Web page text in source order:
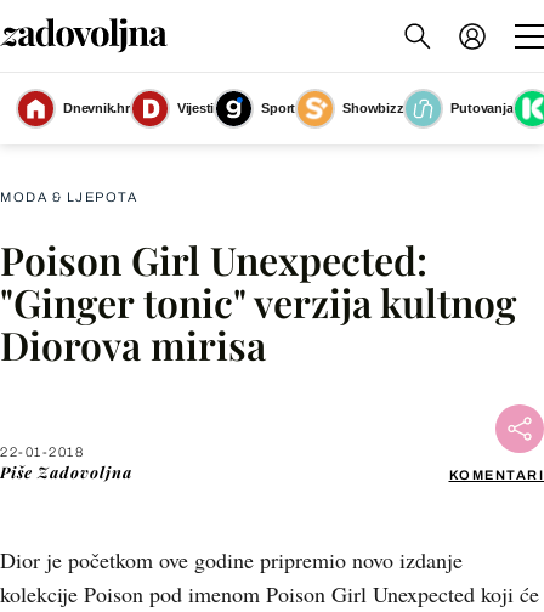
Dnevnik.hr Vijesti Sport Showbizz
Putovanja
Poison Girl Unexpected
(Foto: Zadovoljna.hr)
MODA & LJEPOTA
Poison Girl Unexpected:
"Ginger tonic" verzija kultnog
Diorova mirisa
22-01-2018
Piše Zadovoljna KOMENTARI
Dior je početkom ove godine pripremio novo izdanje
kolekcije Poison pod imenom Poison Girl Unexpected koji će
Facebook
X